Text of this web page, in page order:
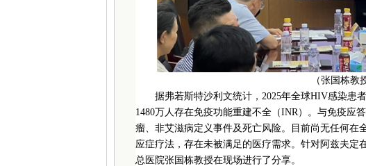
（张国栋教
据弗若斯特沙利文统计，2025年全球HIV感染患
1480万人存在免疫功能重建不全（INR）。与免疫应
瘤、非艾滋病定义事件及死亡风险。目前尚无任何
应症疗法，存在未被满足的医疗需求。针对阿兹夫定
总医院张国栋教授在现场进行了分享。